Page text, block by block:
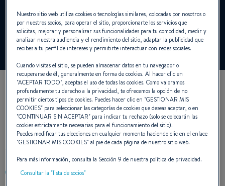
Concesionario Vela, Intraborda,
Fueraborda, First para BENETEAU
NUESTROS DATOS DE
CONTACTO
+33231971741
Nuestro sitio web utiliza cookies o tecnologías similares, colocadas por nosotros o
por nuestros socios, para operar el sitio, proporcionarte los servicios que
solicitas, mejorar y personalizar sus funcionalidades para tu comodidad, medir y
analizar nuestra audiencia y el rendimiento del sitio, adaptar la publicidad que
recibes a tu perfil de intereses y permitirte interactuar con redes sociales.
Cuando visitas el sitio, se pueden almacenar datos en tu navegador o
recuperarse de él, generalmente en forma de cookies. Al hacer clic en
"ACEPTAR TODO", aceptas el uso de todas las cookies. Como valoramos
profundamente tu derecho a la privacidad, te ofrecemos la opción de no
permitir ciertos tipos de cookies. Puedes hacer clic en "GESTIONAR MIS
COOKIES" para seleccionar las categorías de cookies que deseas aceptar, o en
"CONTINUAR SIN ACEPTAR" para indicar tu rechazo (solo se colocarán las
cookies estrictamente necesarias para el funcionamiento del sitio).
Puedes modificar tus elecciones en cualquier momento haciendo clic en el enlace
"GESTIONAR MIS COOKIES" al pie de cada página de nuestro sitio web.
Para más información, consulta la Sección 9 de nuestra política de privacidad.
Consultar la "lista de socios"